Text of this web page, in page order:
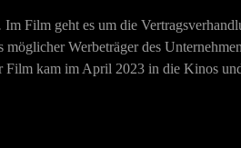
Im Film geht es um die
möglicher Werbeträger des
Film kam im April 2023 in die Kinos